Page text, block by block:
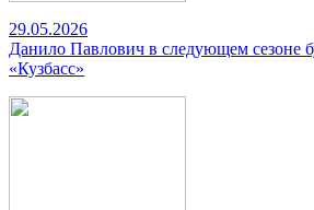
29.05.2026
Данило Павлович в следующем сезоне
«Кузбасс»